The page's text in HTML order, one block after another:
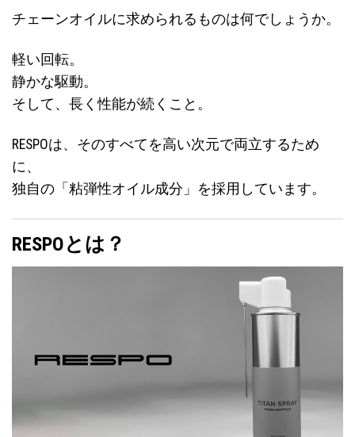
チェーンオイルに求められるものは何でしょうか。
軽い回転。
静かな駆動。
そして、長く性能が続くこと。
RESPOは、そのすべてを高い次元で両立するため
に、
独自の「粘弾性オイル成分」を採用しています。
RESPOとは？